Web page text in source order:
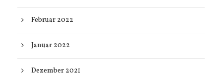
Februar 2022
Januar 2022
Dezember 2021